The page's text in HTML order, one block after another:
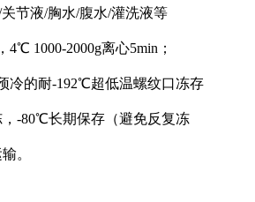
节液/胸水/腹水/灌洗液等
1000-2000g离心5min；
冷的耐-192℃超低温螺纹口冻存
-80℃长期保存（避免反复冻
。